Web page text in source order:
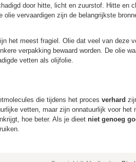
door hitte, licht en zuurstof. Hitte en
olie vervaardigen zijn de belangrijkste
het meest fragiel. Olie dat veel van deze
verpakking bewaard worden. De olie
vetten als olijfolie.
die tijdens het proces verhard
vetten, maar zijn onnatuurlijk voor het
hoe beter. Als je dieet niet genoeg